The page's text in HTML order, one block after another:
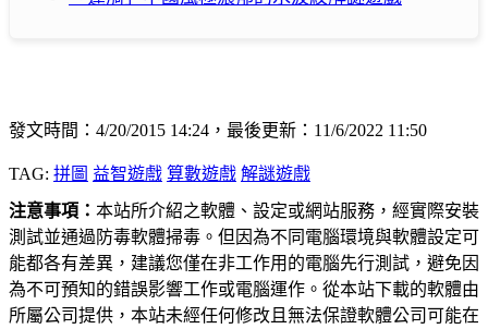
發文時間：4/20/2015 14:24，最後更新：11/6/2022 11:50
TAG: 拼圖 益智遊戲 算數遊戲 解謎遊戲
注意事項： 本站所介紹之軟體、設定或網站服務，經實際安裝
測試並通過防毒軟體掃毒。但因為不同電腦環境與軟體設定可
能都各有差異，建議您僅在非工作用的電腦先行測試，避免因
為不可預知的錯誤影響工作或電腦運作。從本站下載的軟體由
所屬公司提供，本站未經任何修改且無法保證軟體公司可能在